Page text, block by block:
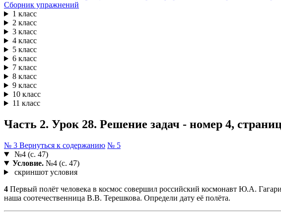
Сборник упражнений
1 класс
2 класс
3 класс
4 класс
5 класс
6 класс
7 класс
8 класс
9 класс
10 класс
11 класс
Часть 2. Урок 28. Решение задач - номер 4,
№ 3 Вернуться к содержанию № 5
№4 (с. 47)
Условие.№4 (с. 47)
скриншот условия
4 Первый полёт человека в космос совершил российский космонавт Ю.А.
наша соотечественница В.В. Терешкова. Определи дату её полёта.